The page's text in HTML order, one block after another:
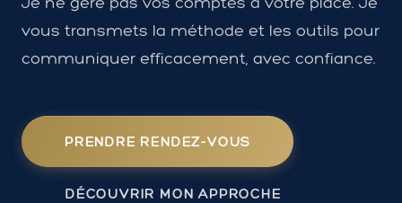
vous transmets la méthode et les outils pour
communiquer efficacement, avec confiance.
PRENDRE RENDEZ-VOUS
DÉCOUVRIR MON APPROCHE